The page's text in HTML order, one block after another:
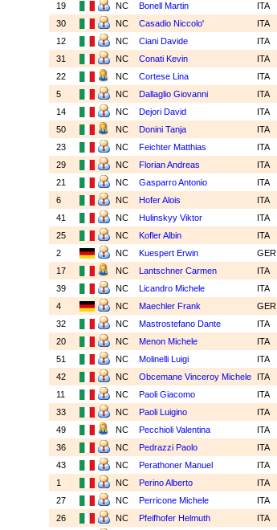
19
NC Bonell Martin ITA
30
NC Casadio Niccolo' ITA
12
NC Ciani Davide ITA
31
NC Conati Kevin ITA
22
NC Cortese Lina ITA
5
NC Dallaglio Giovanni ITA
14
NC Dejori David ITA
50
NC Donini Tanja ITA
23
NC Feichter Matthias ITA
29
NC Florian Andreas ITA
21
NC Gasparro Antonio ITA
6
NC Hofer Alois ITA
41
NC Hulinskyy Viktor ITA
25
NC Kofler Albin ITA
2
NC Kuespert Erwin GER
17
NC Lantschner Carmen ITA
39
NC Licandro Michele ITA
4
NC Maechler Frank GER
32
NC Mastrostefano Dante ITA
20
NC Menon Michele ITA
51
NC Molinelli Luigi ITA
42
NC Obcemane Vinceroy Michele ITA
11
NC Paoli Giacomo ITA
33
NC Paoli Luigino ITA
49
NC Pecchioli Valentina ITA
36
NC Pedrazzi Paolo ITA
43
NC Perathoner Manuel ITA
1
NC Perino Alberto ITA
27
NC Perricone Michele ITA
26
NC Pfeifhofer Helmuth ITA